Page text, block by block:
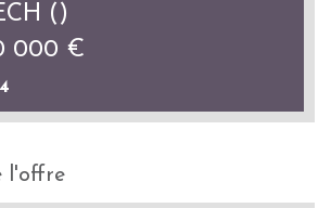
()
000 €
l'offre